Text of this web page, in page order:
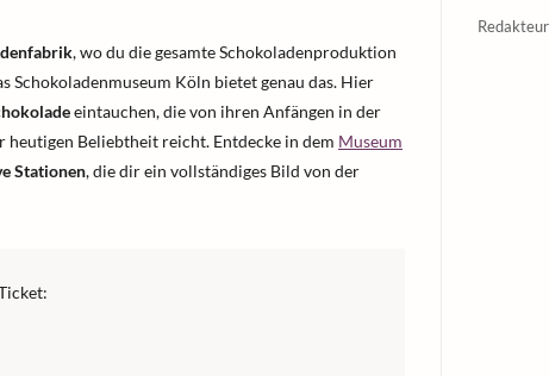
, wo du die gesamte Schokoladenproduktion
Schokoladenmuseum Köln bietet genau das. Hier
eintauchen, die von ihren Anfängen in der
Beliebtheit reicht. Entdecke in dem Museum
Stationen, die dir ein vollständiges Bild von der